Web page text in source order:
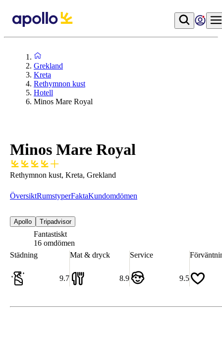
Grekland
Kreta
Rethymnon kust
Hotell
Minos Mare Royal
Minos Mare Royal
Rethymnon kust, Kreta, Grekland
ÖversiktRumstyperFaktaKundomdömen
Apollo Tripadvisor
Fantastiskt
16 omdömen
Städning
9.7
Mat & dryck
8.9
Service
9.5